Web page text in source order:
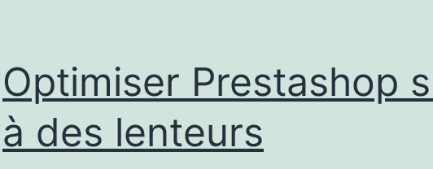
Optimiser Prestashop
à des lenteurs